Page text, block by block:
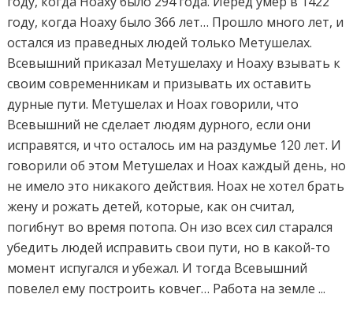
году, когда Ноаху было 366 лет… Прошло много лет, и
остался из праведных людей только Метушелах.
Всевышний приказал Метушелаху и Ноаху взывать к
своим современникам и призывать их оставить
дурные пути. Метушелах и Ноах говорили, что
Всевышний не сделает людям дурного, если они
исправятся, и что осталось им на раздумье 120 лет. И
говорили об этом Метушелах и Ноах каждый день, но
не имело это никакого действия. Ноах не хотел брать
жену и рожать детей, которые, как он считал,
погибнут во время потопа. Он изо всех сил старался
убедить людей исправить свои пути, но в какой-то
момент испугался и убежал. И тогда Всевышний
повелел ему построить ковчег… Работа на земле ...